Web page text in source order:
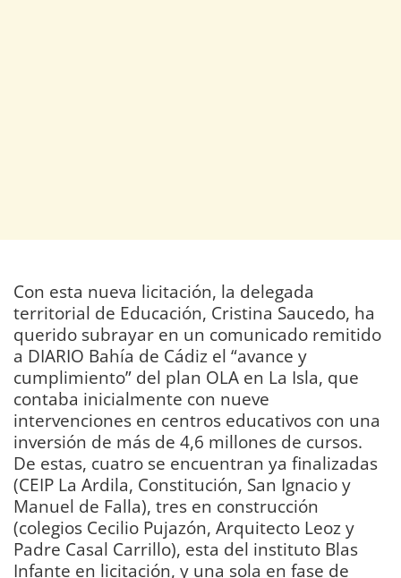
Con esta nueva licitación, la delegada
territorial de Educación, Cristina Saucedo, ha
querido subrayar en un comunicado remitido
a DIARIO Bahía de Cádiz el “avance y
cumplimiento” del plan OLA en La Isla, que
contaba inicialmente con nueve
intervenciones en centros educativos con una
inversión de más de 4,6 millones de cursos.
De estas, cuatro se encuentran ya finalizadas
(CEIP La Ardila, Constitución, San Ignacio y
Manuel de Falla), tres en construcción
(colegios Cecilio Pujazón, Arquitecto Leoz y
Padre Casal Carrillo), esta del instituto Blas
Infante en licitación, y una sola en fase de